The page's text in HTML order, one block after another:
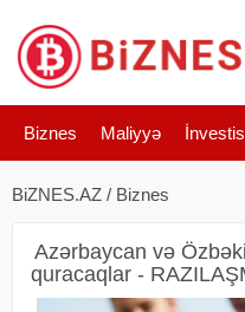
Biznes Maliyyə
BiZNES.AZ / Biznes
Azərbaycan və
quracaqlar -